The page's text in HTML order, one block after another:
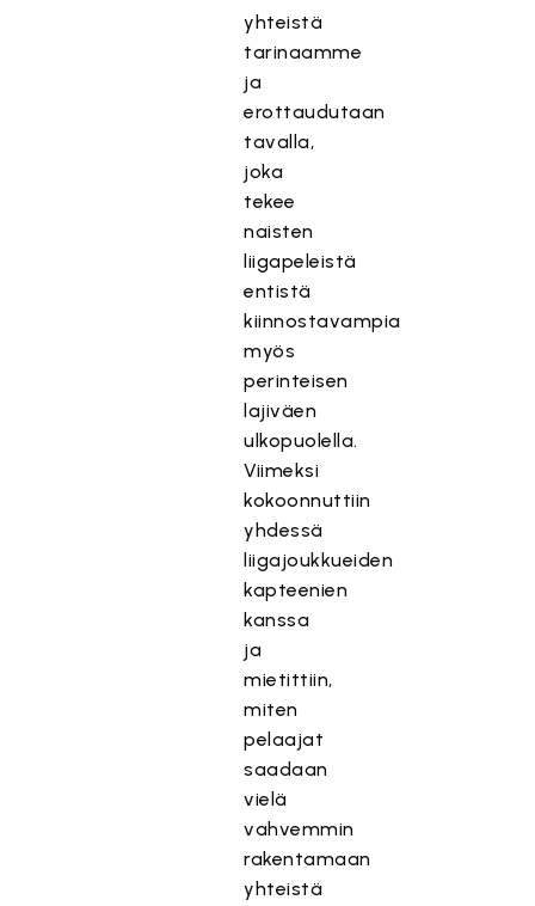
yhteistä
tarinaamme
ja
erottaudutaan
tavalla,
joka
tekee
naisten
liigapeleistä
entistä
kiinnostavampia
myös
perinteisen
lajiväen
ulkopuolella.
Viimeksi
kokoonnuttiin
yhdessä
liigajoukkueiden
kapteenien
kanssa
ja
mietittiin,
miten
pelaajat
saadaan
vielä
vahvemmin
rakentamaan
yhteistä